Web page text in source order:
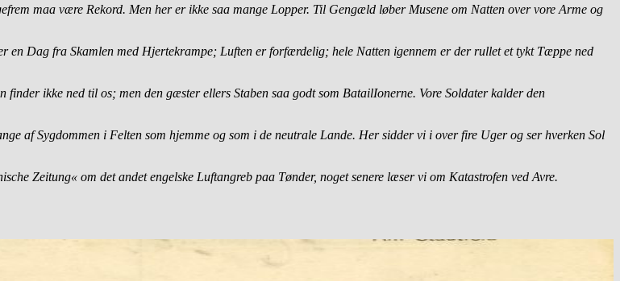
maa være Rekord. Men her er ikke saa mange Lopper. Til Gengæld løber Musene om Natten over vore Arme og
en Dag fra Skamlen med Hjertekrampe; Luften er forfærdelig; hele Natten igennem er der rullet et tykt Tæppe ned
ikke ned til os; men den gæster ellers Staben saa godt som BatailIonerne. Vore Soldater kalder den
af Sygdommen i Felten som hjemme og som i de neutrale Lande. Her sidder vi i over fire Uger og ser hverken Sol
Zeitung« om det andet engelske Luftangreb paa Tønder, noget senere læser vi om Katastrofen ved Avre.